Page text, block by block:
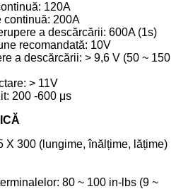
120A
continuă: 200A
a descărcării: 600A (1s)
recomandată: 10V
a descărcării: > 9,6 V (50 ~ 150
> 11V
200 -600 μs
X 300 (lungime, înălțime, lățime)
80 ~ 100 in-lbs (9 ~